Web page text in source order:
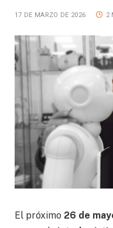
17 DE MARZO DE 2026 2
El próximo 26 de